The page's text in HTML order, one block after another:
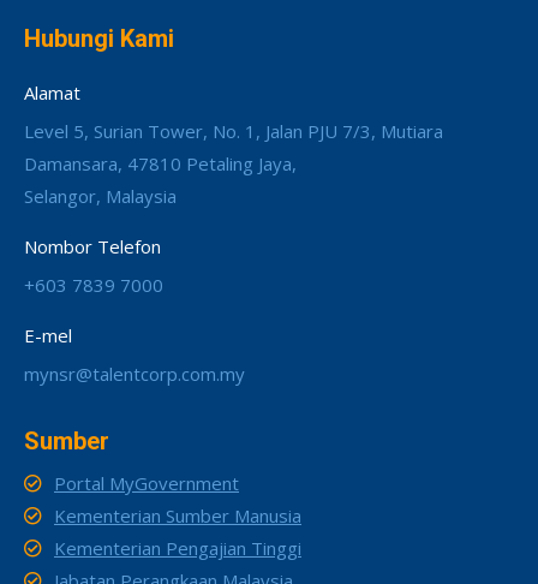
Hubungi Kami
Alamat
Level 5, Surian Tower, No. 1, Jalan PJU 7/3, Mutiara
Damansara, 47810 Petaling Jaya,
Selangor, Malaysia
Nombor Telefon
+603 7839 7000
E-mel
mynsr@talentcorp.com.my
Sumber
Portal MyGovernment
Kementerian Sumber Manusia
Kementerian Pengajian Tinggi